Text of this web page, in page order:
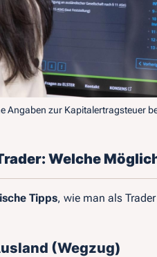
Angaben zur Kapitalertragsteuer
Welche
Tipps, wie man als
(Wegzug)